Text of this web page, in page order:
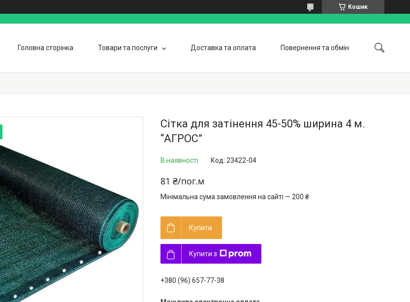
Кошик
Головна сторінка Товари та послуги Доставка та оплата Повернення та обмін
Сітка для затінення 45-50% ширина 4 м.
“AГРОС”
В наявності Код: 23422-04
81 ₴/пог.м
Мінімальна сума замовлення на сайті — 200 ₴
Купити
Купити з
+380 (96) 657-77-38